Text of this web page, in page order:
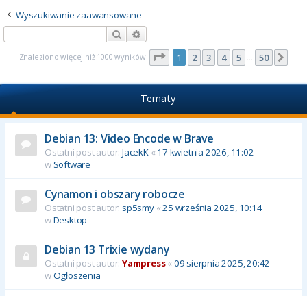
Wyszukiwanie zaawansowane
Szukaj
Znaleziono więcej niż 1000 wyników Strona z50
1 2 3 4 5 … 50
Tematy
Debian 13: Video Encode w Brave
Ostatni post autor: JacekK« 17 kwietnia 2026, 11:02
w Software
Cynamon i obszary robocze
Ostatni post autor: sp5smy«25 września 2025, 10:14
wDesktop
Debian 13 Trixie wydany
Ostatni post autor: Yampress« 09 sierpnia 2025, 20:42
wOgłoszenia